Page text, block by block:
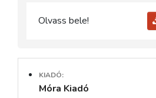
Olvass bele!
KIADÓ:
Móra Kiadó